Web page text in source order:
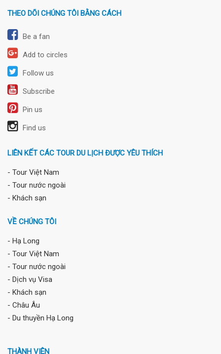
THEO DÕI CHÚNG TÔI BẰNG CÁCH
Be a fan
Add to circles
Follow us
Subscribe
Pin us
Find us
LIÊN KẾT CÁC TOUR DU LỊCH ĐƯỢC YÊU THÍCH
- Tour Việt Nam
- Tour nước ngoài
- Khách sạn
VỀ CHÚNG TÔI
- Hạ Long
- Tour Việt Nam
- Tour nước ngoài
- Dịch vụ Visa
- Khách sạn
- Châu Âu
- Du thuyền Hạ Long
THÀNH VIÊN